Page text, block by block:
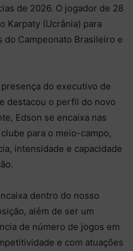
de 2026. O jogador de 28
Karpaty (Ucrânia) para
Campeonato Brasileiro e
do executivo de
destacou o perfil do novo
Edson se encaixa nas
para o meio-campo,
intensidade e capacidade
dentro do nosso
além de ser um
de número de jogos em
e com atuações